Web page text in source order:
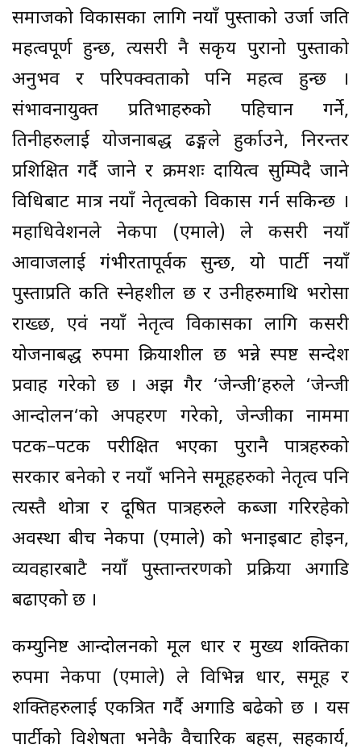
समाजको विकासका लागि नयाँ पुस्ताको उर्जा जति
महत्वपूर्ण हुन्छ, त्यसरी नै सकृय पुरानो पुस्ताको
अनुभव र परिपक्वताको पनि महत्व हुन्छ ।
संभावनायुक्त प्रतिभाहरुको पहिचान गर्ने,
तिनीहरुलाई योजनाबद्ध ढङ्गले हुर्काउने, निरन्तर
प्रशिक्षित गर्दै जाने र क्रमशः दायित्व सुम्पिदै जाने
विधिबाट मात्र नयाँ नेतृत्वको विकास गर्न सकिन्छ ।
महाधिवेशनले नेकपा (एमाले) ले कसरी नयाँ
आवाजलाई गंभीरतापूर्वक सुन्छ, यो पार्टी नयाँ
पुस्ताप्रति कति स्नेहशील छ र उनीहरुमाथि भरोसा
राख्छ, एवं नयाँ नेतृत्व विकासका लागि कसरी
योजनाबद्ध रुपमा क्रियाशील छ भन्ने स्पष्ट सन्देश
प्रवाह गरेको छ । अझ गैर ‘जेन्जी’हरुले ‘जेन्जी
आन्दोलन‘को अपहरण गरेको, जेन्जीका नाममा
पटक–पटक परीक्षित भएका पुरानै पात्रहरुको
सरकार बनेको र नयाँ भनिने समूहहरुको नेतृत्व पनि
त्यस्तै थोत्रा र दूषित पात्रहरुले कब्जा गरिरहेको
अवस्था बीच नेकपा (एमाले) को भनाइबाट होइन,
व्यवहारबाटै नयाँ पुस्तान्तरणको प्रक्रिया अगाडि
बढाएको छ ।
कम्युनिष्ट आन्दोलनको मूल धार र मुख्य शक्तिका
रुपमा नेकपा (एमाले) ले विभिन्न धार, समूह र
शक्तिहरुलाई एकत्रित गर्दै अगाडि बढेको छ । यस
पार्टीको विशेषता भनेकै वैचारिक बहस, सहकार्य,